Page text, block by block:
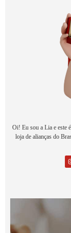
Oi! Eu sou a Lia e este
loja de alianças do